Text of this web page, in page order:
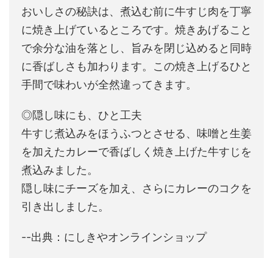
おいしさの秘訣は、煮込む前に牛すじ肉を丁寧
に焼き上げているところです。焼きあげること
で余分な油を落とし、旨みを閉じ込めると同時
に香ばしさも加わります。この焼き上げるひと
手間で味わいが全然違ってきます。
◎隠し味にも、ひと工夫
牛すじ煮込みをほうふつとさせる、味噌と生姜
を加えたカレーで香ばしく焼き上げた牛すじを
煮込みました。
隠し味にチーズを加え、さらにカレーのコクを
引き出しました。
--出典：にしきやオンラインショップ